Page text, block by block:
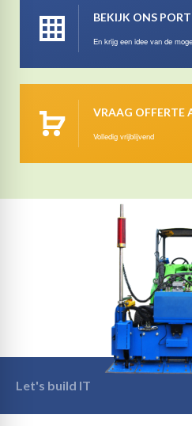
BEKIJK ONS
En krijg een idee van de
VRAAG OFFERTE
Volledig vrijblijvend
Let's build IT